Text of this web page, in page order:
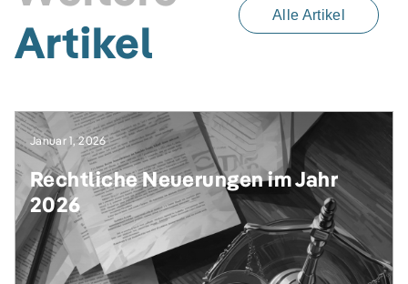
Artikel
Alle Artikel
Januar 1, 2026
Rechtliche Neuerungen im Jahr
2026